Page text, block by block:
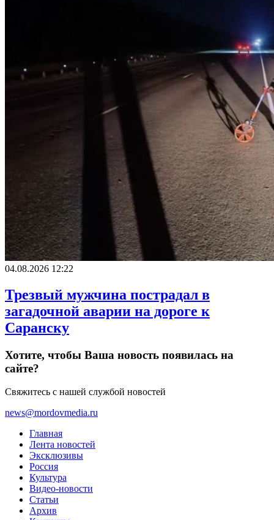
04.08.2026 12:22
Трезвый мужчина пострадал в
загадочной аварии на дороге к
Саранску
Хотите, чтобы Ваша новость появилась на
сайте?
Свяжитесь с нашей службой новостей
news@mordovmedia.ru
Главная
Лента новостей
Эксклюзивы
Россия
Культура
Видео-новости
Статьи
Архив